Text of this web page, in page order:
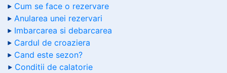
Cum se face o rezervare
Anularea unei rezervari
Imbarcarea si debarcarea
Cardul de croaziera
Cand este sezon?
Conditii de calatorie